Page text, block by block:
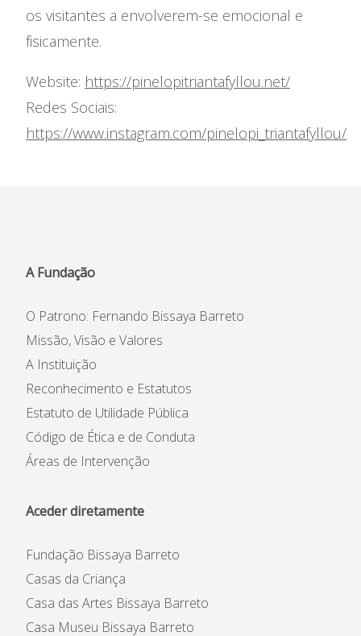
os visitantes a envolverem-se emocional e
fisicamente.
Website: https://pinelopitriantafyllou.net/
Redes Sociais:
https://www.instagram.com/pinelopi_triantafyllou/
A Fundação
O Patrono: Fernando Bissaya Barreto
Missão, Visão e Valores
A Instituição
Reconhecimento e Estatutos
Estatuto de Utilidade Pública
Código de Ética e de Conduta
Áreas de Intervenção
Aceder diretamente
Fundação Bissaya Barreto
Casas da Criança
Casa das Artes Bissaya Barreto
Casa Museu Bissaya Barreto